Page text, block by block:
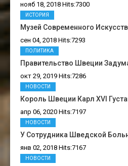
нояб 18, 2018 Hits:7300
Музей Современного
сен 04, 2018 Hits:7293
ИСТОРИЯ
Правительство Швеции
окт 29, 2019 Hits:7286
ПОЛИТИКА
Король Швеции Карл XVI
апр 06, 2020 Hits:7197
НОВОСТИ
У Сотрудника Шведской
янв 02, 2018 Hits:7167
НОВОСТИ
НОВОСТИ